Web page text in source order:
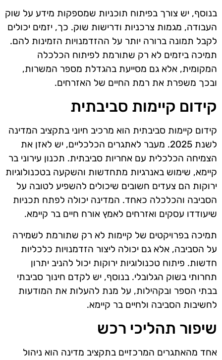
בנוסף, יש צורך בפיתוח תוכניות שמספקות מידע על שוק
העבודה, מגמות צרכניות ודרישות שוק. כך, יזמים יכולים
לקבל תמונה ברורה יותר על ההזדמנויות הזמינות להם.
תמיכה ביזמים לא רק שתורמת לפיתוח הכלכלה
המקומית, אלא גם מסייעת בהגדלת מספר המשרות,
ובכך משפרת את רמת החיים של האזרחים.
קידום קיימות סביבתית
קידום קיימות סביבתית הוא מרכיב חיוני בתקציב המדינה
לשנת 2025. מעבר לאתגרים הכלכליים, יש לאזן את
הצמיחה הכלכלית עם אחריות סביבתית. תכנון עירוני בר
קיימא, שימוש באנרגיות מתחדשות והשקעה בטכנולוגיות
ירוקות הם צעדים חשובים שיכולים להשפיע לטובה על
הסביבה והכלכלה כאחד. המדינה יכולה לפתח תכניות
שיעודדו עסקים ואזרחים לאמץ אורח חיים בר קיימא.
תמיכה בפרויקטים של קיימות לא רק שתורמת לשמירה
על הסביבה, אלא גם יכולה ליצור הזדמנויות כלכליות
חדשות. פיתוח טכנולוגיות ירוקות יכול להניב יתרון
תחרותי בשוק הגלובלי. בנוסף, יש לקדם חינוך סביבתי
בבתי הספר ובקהילות, על מנת להעלות את המודעות
לחשיבות הסביבה ולחיים בר קיימא.
שיפור תהליכי רכש
אחד מהאתגרים המרכזיים בתקציב מדינה הוא ניהול